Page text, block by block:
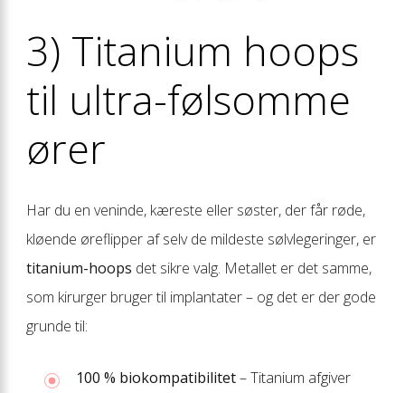
3) Titanium hoops
til ultra-følsomme
ører
Har du en veninde, kæreste eller søster, der får røde,
kløende øreflipper af selv de mildeste sølvlegeringer, er
titanium-hoops det sikre valg. Metal­let er det samme,
som kirurger bruger til implantater – og det er der gode
grunde til:
100 % biokompatibilitet– Titanium afgiver